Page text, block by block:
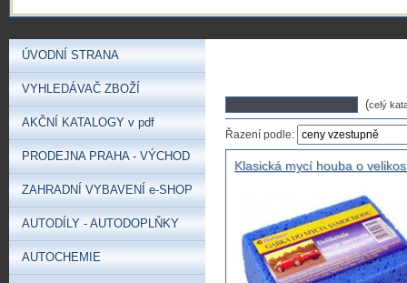
(celý
Řazení podle:
Klasická mycí houba o
ÚVODNÍ STRANA
VYHLEDÁVAČ ZBOŽÍ
AKČNÍ KATALOGY v pdf
PRODEJNA PRAHA - VÝCHOD
ZAHRADNÍ VYBAVENÍ e-SHOP
AUTODÍLY - AUTODOPLŇKY
AUTOCHEMIE